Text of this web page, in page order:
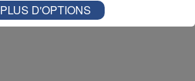
PLUS D'OPTIONS